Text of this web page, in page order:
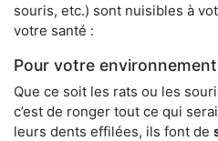
souris, etc.) sont nuisibles à
votre santé :
Pour votre environnement
Que ce soit les rats ou les
c’est de ronger tout ce qui
leurs dents effilées, ils font de